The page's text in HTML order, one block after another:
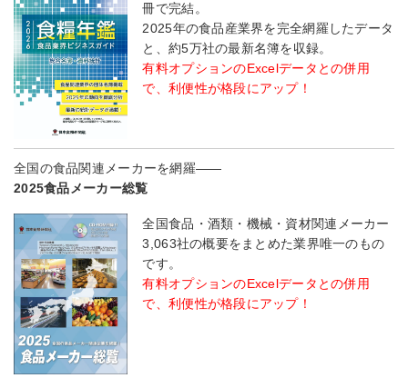
冊で完結。
2025年の食品産業界を完全網羅したデータ
と、約5万社の最新名簿を収録。
有料オプションのExcelデータとの併用
で、利便性が格段にアップ！
全国の食品関連メーカーを網羅――
2025食品メーカー総覧
全国食品・酒類・機械・資材関連メーカー
3,063社の概要をまとめた業界唯一のもの
です。
有料オプションのExcelデータとの併用
で、利便性が格段にアップ！